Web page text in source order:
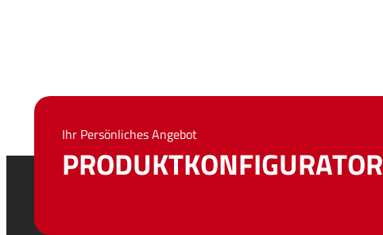
Ihr Persönliches Angebot
PRODUKTKONFIGURATOR